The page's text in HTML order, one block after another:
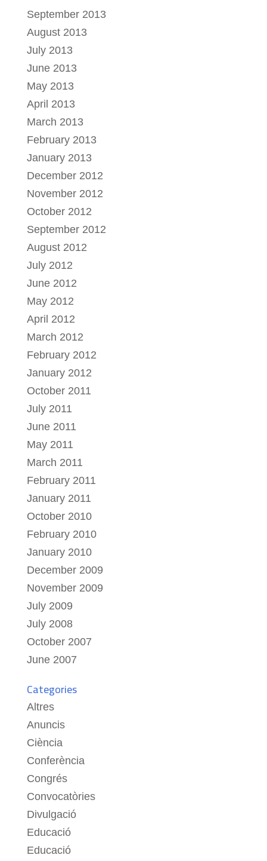
September 2013
August 2013
July 2013
June 2013
May 2013
April 2013
March 2013
February 2013
January 2013
December 2012
November 2012
October 2012
September 2012
August 2012
July 2012
June 2012
May 2012
April 2012
March 2012
February 2012
January 2012
October 2011
July 2011
June 2011
May 2011
March 2011
February 2011
January 2011
October 2010
February 2010
January 2010
December 2009
November 2009
July 2009
July 2008
October 2007
June 2007
Categories
Altres
Anuncis
Ciència
Conferència
Congrés
Convocatòries
Divulgació
Educació
Educació